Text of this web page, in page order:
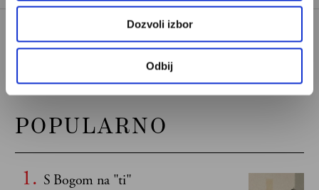
Dozvoli izbor
Odbij
POPULARNO
S Bogom na "ti"